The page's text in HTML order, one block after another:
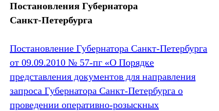
Постановления Губернатора
Санкт‑Петербурга
Постановление Губернатора Санкт‑Петербурга
от 09.09.2010 № 57-пг «О Порядке
представления документов для направления
запроса Губернатора Санкт‑Петербурга о
проведении оперативно-розыскных